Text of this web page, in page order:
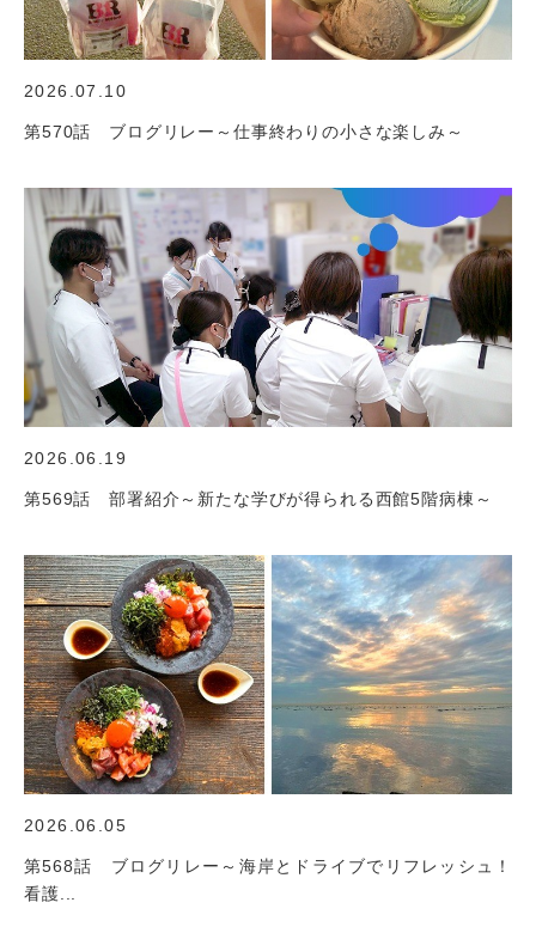
2026.07.10
第570話 ブログリレー～仕事終わりの小さな楽しみ～
2026.06.19
第569話 部署紹介～新たな学びが得られる西館5階病棟～
2026.06.05
第568話 ブログリレー～海岸とドライブでリフレッシュ！
看護...